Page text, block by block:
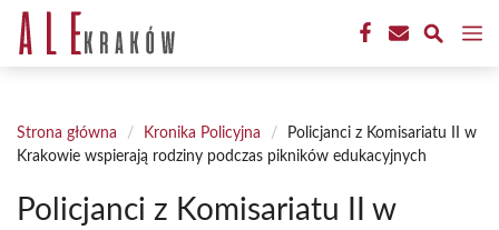
Przejdź
treści
Strona główna / Kronika Policyjna /
Policjanci z Komisariatu II w
Krakowie wspierają rodziny podczas pikników edukacyjnych
Policjanci z Komisariatu II w